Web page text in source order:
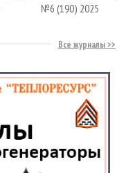
№6 (190) 2025
Все журналы